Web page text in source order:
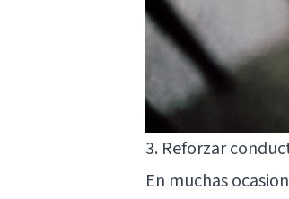
3. Reforzar
En muchas